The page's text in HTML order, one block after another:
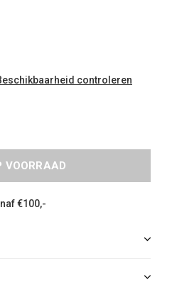
controleren
VOORRAAD
€100,-